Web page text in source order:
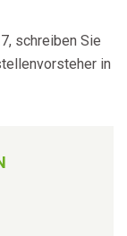
schreiben Sie
in